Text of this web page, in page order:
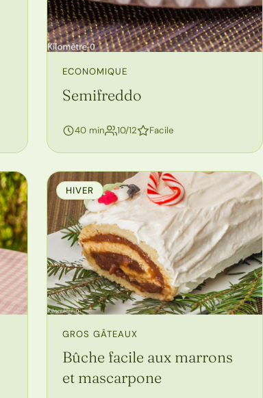
ECONOMIQUE
Semifreddo
40 min 10/12personnes
Facile
HIVER
GROS GÂTEAUX
Bûche facile aux marrons
et mascarpone